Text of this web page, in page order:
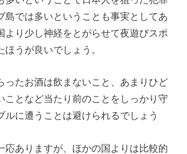
島では多いということも事実としてあ
より少し神経をとがらせて夜遊びスポ
ほうが良いでしょう。
ったお酒は飲まないこと、あまりひど
ことなど当たり前のことをしっかり守
ルに遭うことは避けられるでしょう
応ありますが、ほかの国よりは比較的